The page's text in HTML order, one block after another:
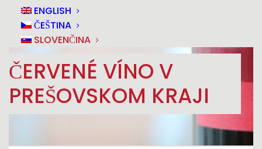
ENGLISH
ČEŠTINA
SLOVENČINA
ČERVENÉ VÍNO V
PREŠOVSKOM KRAJI